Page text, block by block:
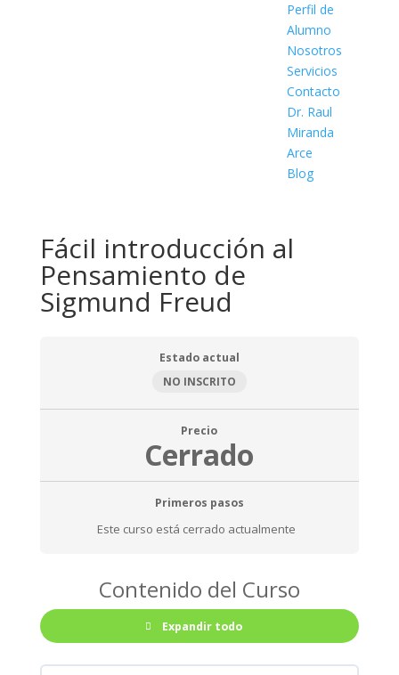
Perfil de
Alumno
Nosotros
Servicios
Contacto
Dr. Raul
Miranda
Arce
Blog
Fácil introducción al
Pensamiento de
Sigmund Freud
Estado actual
NO INSCRITO
Precio
Cerrado
Primeros pasos
Este curso está cerrado actualmente
Contenido del Curso
Expandir todo